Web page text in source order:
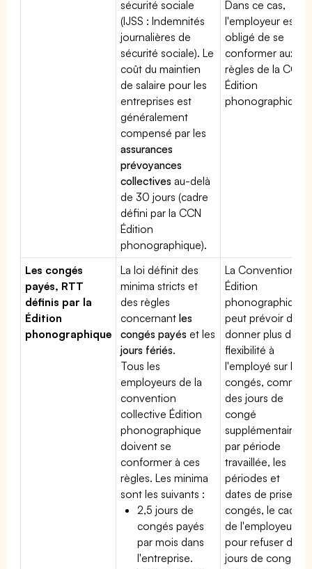
sécurité sociale
(IJSS : Indemnités
journalières de
sécurité sociale). Le
coût du maintien
de salaire pour les
entreprises est
généralement
compensé par les
assurances
prévoyances
collectives au-delà
de 30 jours (cadre
défini par la CCN
Édition
phonographique).
Dans ce cas,
l'employeur est
obligé de se
conformer aux
règles de la CCN
Édition
phonographique
Les congés
payés, RTT
définis par la
Édition
phonographique
La loi définit des
minima stricts et
des règles
concernantles
congés payés et les
jours fériés.
Tous les
employeurs de la
convention
collective Édition
phonographique
doivent se
conformer à ces
règles. Les minima
sont les suivants :
2,5 jours de
congés payés
par mois dans
l'entreprise.
La Convention
Édition
phonographique
peut prévoir de
donner plus de
flexibilité à
l'employé sur les
congés, comme
des jours de
congé
supplémentaires
par période
travaillée, les
périodes et
dates de prise de
congés, le cadre
de l'employeur
pour refuser des
jours de congés